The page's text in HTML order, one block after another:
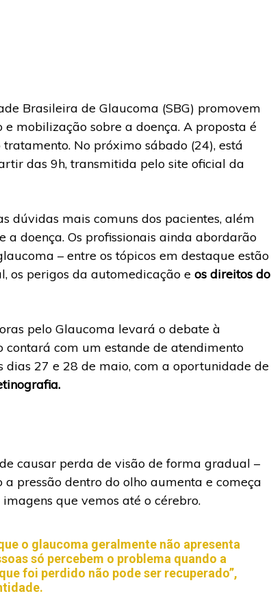
Brasileira de Glaucoma (SBG) promovem
mobilização sobre a doença. A proposta é
No próximo sábado (24), está
das 9h, transmitida pelo site oficial da
dúvidas mais comuns dos pacientes, além
doença. Os profissionais ainda abordarão
– entre os tópicos em destaque estão
os perigos da automedicação e os direitos do
pelo Glaucoma levará o debate à
contará com um estande de atendimento
27 e 28 de maio, com a oportunidade de
causar perda de visão de forma gradual –
pressão dentro do olho aumenta e começa
que vemos até o cérebro.
o glaucoma geralmente não apresenta
só percebem o problema quando a
foi perdido não pode ser recuperado”,